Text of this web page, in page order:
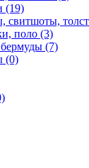
(19)
свитшоты,
поло (3)
(7)
(0)